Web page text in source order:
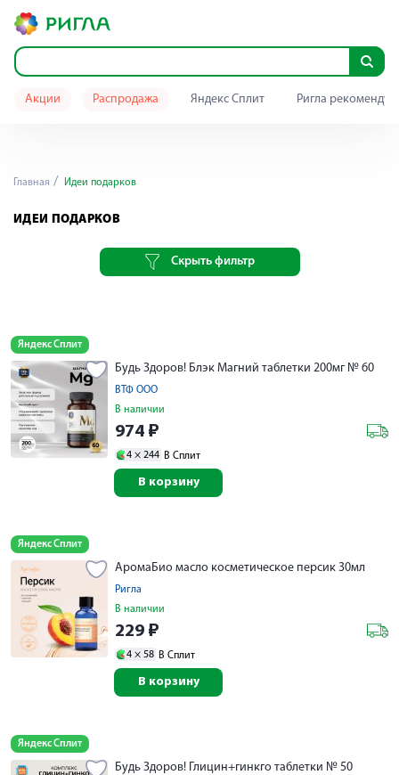
Акции Распродажа Яндекс Сплит Ригла
Главная Идеи подарков
ИДЕИ ПОДАРКОВ
Скрыть фильтр
Яндекс Сплит
Будь Здоров! Блэк Магний таблетки 200мг № 60
ВТФ ООО
В наличии
974 ₽
4 × 244 В Сплит
В корзину
Яндекс Сплит
АромаБио масло косметическое персик 30мл
Ригла
В наличии
229 ₽
4 × 58 В Сплит
В корзину
Яндекс Сплит
Будь Здоров! Глицин+гинкго таблетки № 50